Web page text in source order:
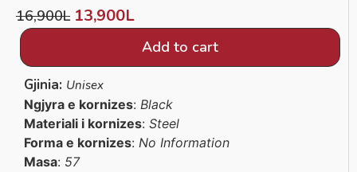
16,900L 13,900L
Add to cart
Gjinia: Unisex
Ngjyra e kornizes: Black
Materiali i kornizes: Steel
Forma e kornizes: No Information
Masa: 57